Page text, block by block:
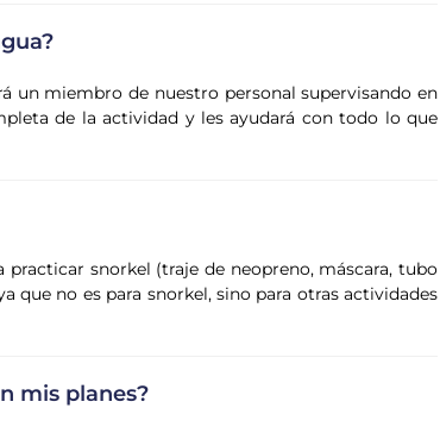
un miembro de nuestro personal supervisando en
de la actividad y les ayudará con todo lo que
snorkel (traje de neopreno, máscara, tubo
que no es para snorkel, sino para otras actividades
mis planes?